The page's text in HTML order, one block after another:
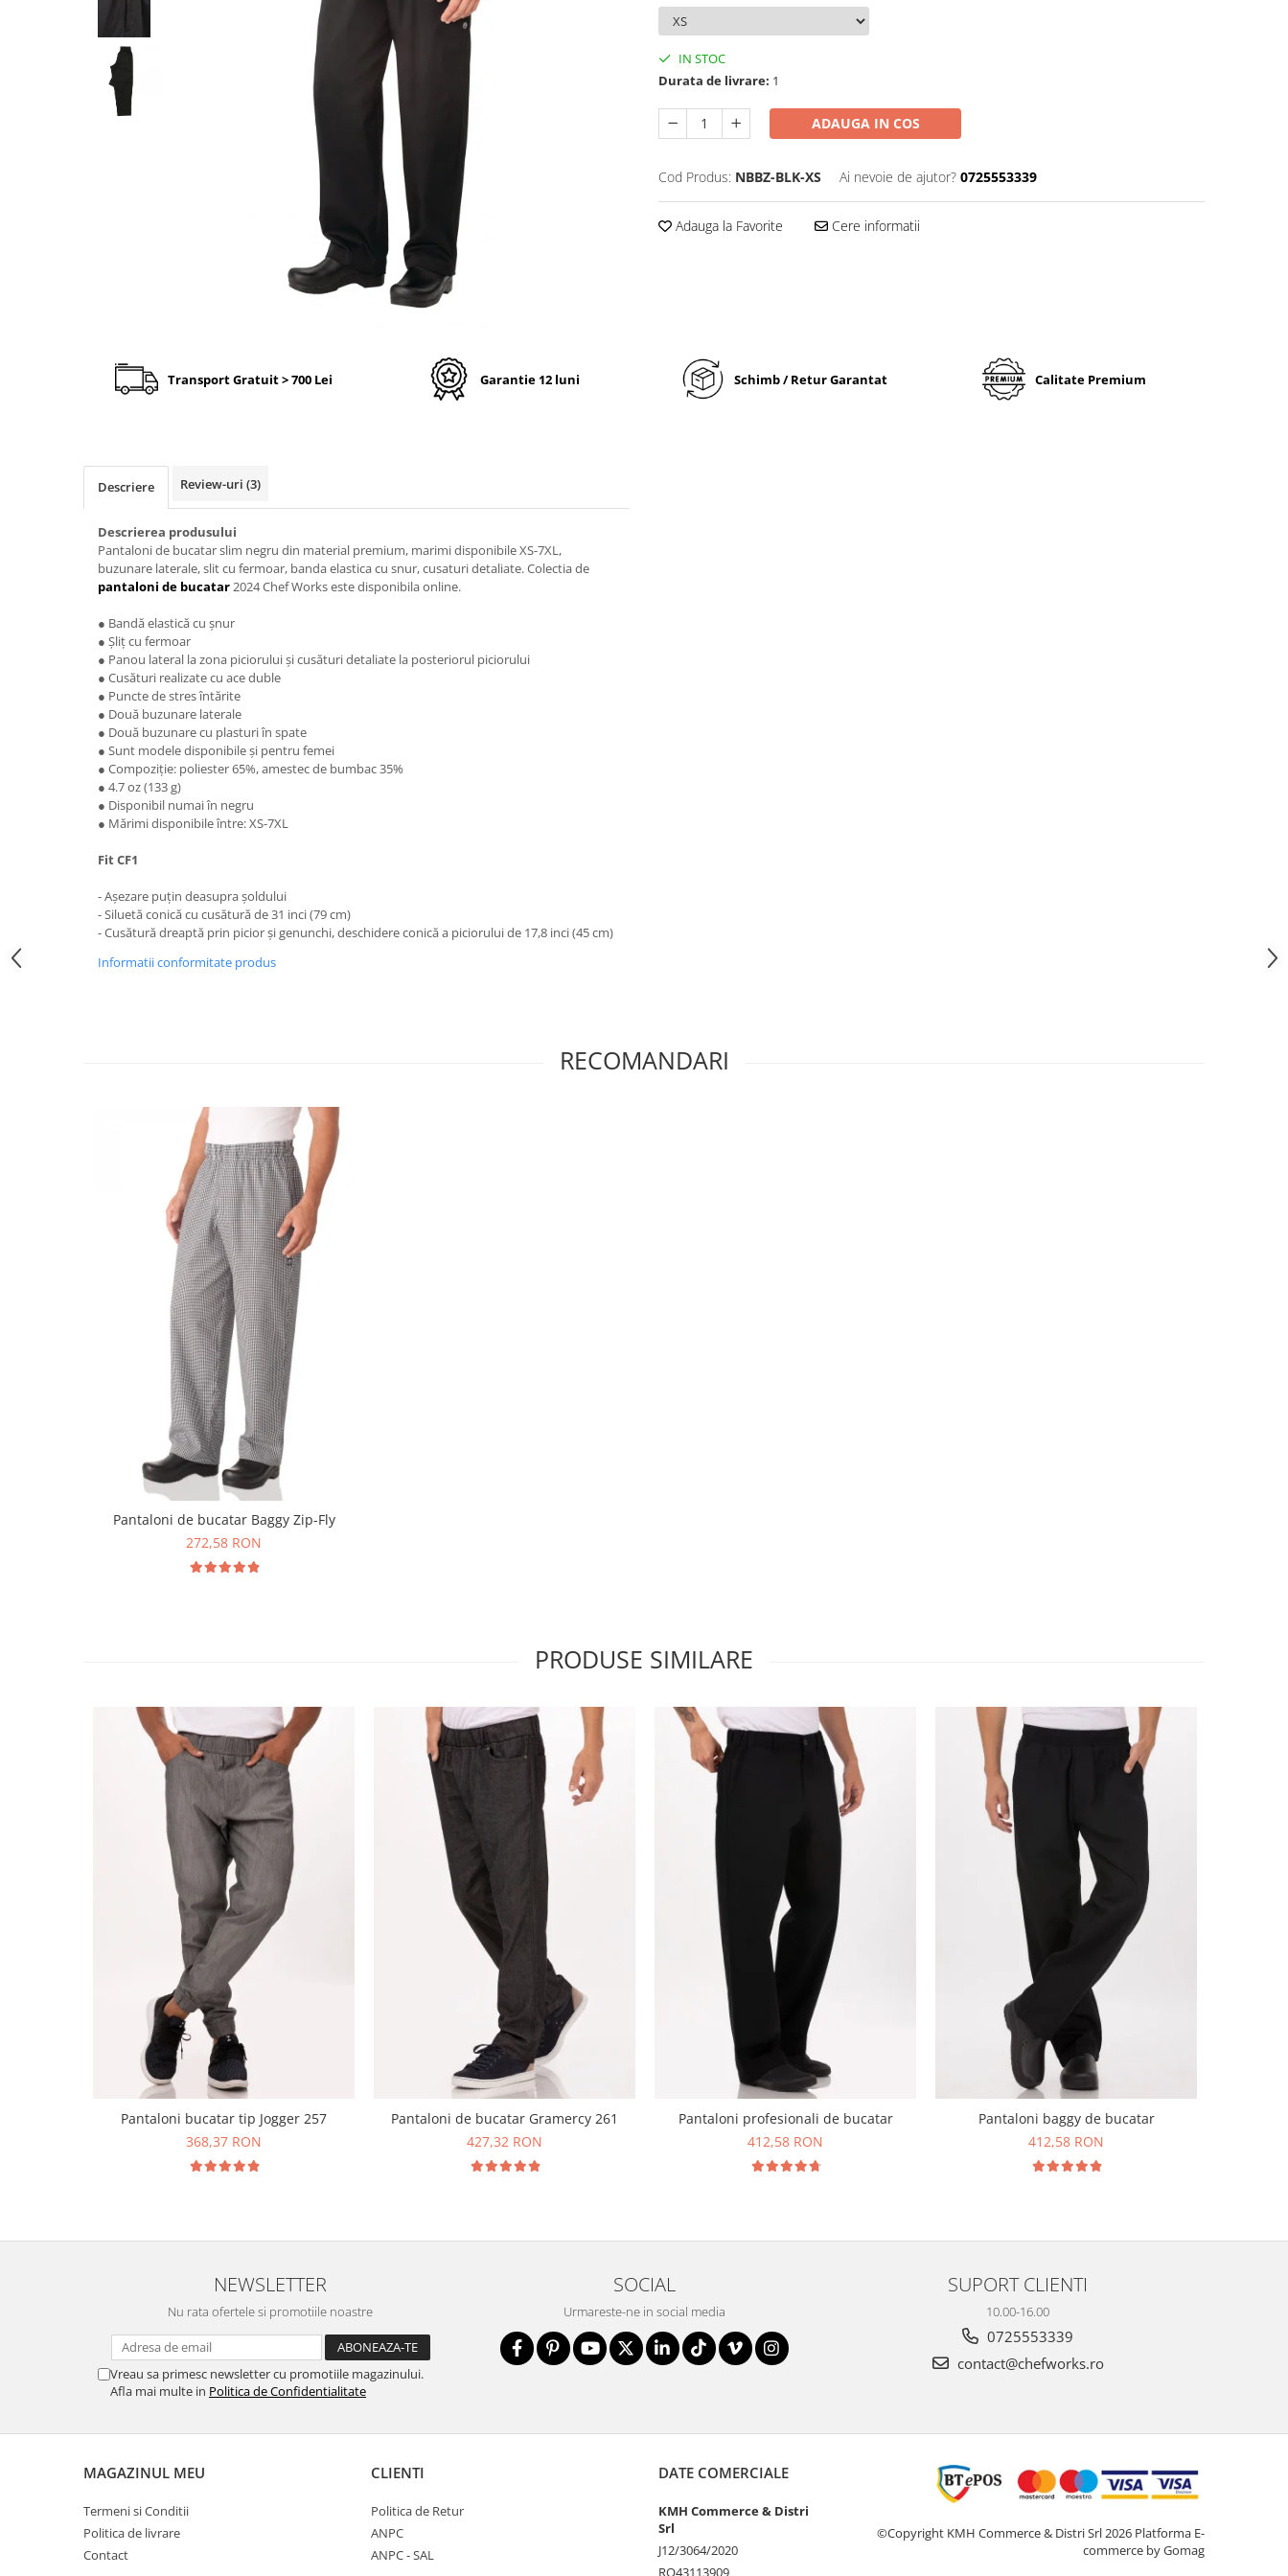
IN STOC
Durata de livrare: 1
ADAUGA IN COS
Cod Produs: NBBZ-BLK-XS Ai nevoie de ajutor? 0725553339
Adauga la Favorite Cere informatii
Transport Gratuit > 700 Lei Garantie 12 luni Schimb / Retur Garantat Calitate Premium
Descriere Review-uri (3)
Descrierea produsului
Pantaloni de bucatar slim negru din material premium, marimi disponibile XS-7XL,
buzunare laterale, slit cu fermoar, banda elastica cu snur, cusaturi detaliate. Colectia de
pantaloni de bucatar2024 Chef Works este disponibila online.
● Bandă elastică cu șnur
● Șliț cu fermoar
● Panou lateral la zona piciorului și cusături detaliate la posteriorul piciorului
● Cusături realizate cu ace duble
● Puncte de stres întărite
● Două buzunare laterale
● Două buzunare cu plasturi în spate
● Sunt modele disponibile și pentru femei
● Compoziție: poliester 65%, amestec de bumbac 35%
● 4.7 oz (133 g)
● Disponibil numai în negru
● Mărimi disponibile între: XS-7XL
Fit CF1
- Așezare puțin deasupra șoldului
- Siluetă conică cu cusătură de 31 inci (79 cm)
- Cusătură dreaptă prin picior și genunchi, deschidere conică a piciorului de 17,8 inci (45 cm)
Informatii conformitate produs
RECOMANDARI
Pantaloni de bucatar Baggy Zip-Fly
272,58 RON
PRODUSE SIMILARE
Pantaloni bucatar tip Jogger 257
368,37 RON
Pantaloni de bucatar Gramercy 261
427,32 RON
Pantaloni profesionali de bucatar
412,58 RON
Pantaloni baggy de bucatar
412,58 RON
NEWSLETTER
Nu rata ofertele si promotiile noastre
Vreau sa primesc newsletter cu promotiile magazinului.
Afla mai multe in Politica de Confidentialitate
SOCIAL
Urmareste-ne in social media
SUPORT CLIENTI
10.00-16.00
0725553339
contact@chefworks.ro
MAGAZINUL MEU
Termeni si Conditii
Politica de livrare
Contact
CLIENTI
Politica de Retur
ANPC
ANPC - SAL
DATE COMERCIALE
KMH Commerce & Distri
Srl
J12/3064/2020
RO43113909
©Copyright KMH Commerce & Distri Srl 2026 Platforma E-
commerce by Gomag